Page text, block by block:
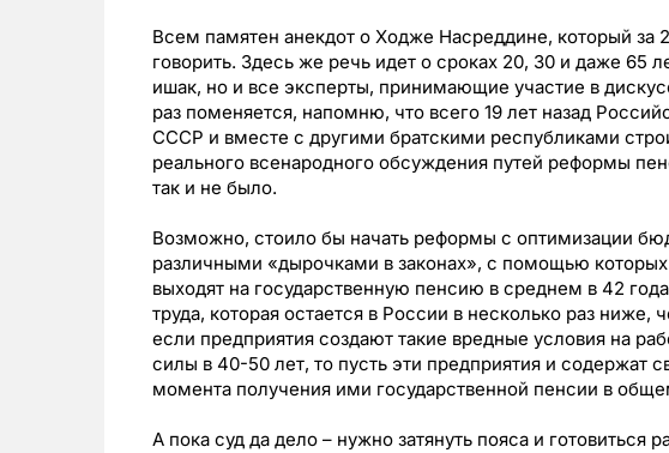
Всем памятен анекдот о Ходже Насреддине, который за
говорить. Здесь же речь идет о сроках 20, 30 и даже 65
ишак, но и все эксперты, принимающие участие в
раз поменяется, напомню, что всего 19 лет назад
СССР и вместе с другими братскими республиками
реального всенародного обсуждения путей реформы
так и не было.
Возможно, стоило бы начать реформы с оптимизации
различными «дырочками в законах», с помощью
выходят на государственную пенсию в среднем в 42
труда, которая остается в России в несколько раз ниже,
если предприятия создают такие вредные условия на
силы в 40-50 лет, то пусть эти предприятия и содержат
момента получения ими государственной пенсии в
А пока суд да дело – нужно затянуть пояса и готовиться